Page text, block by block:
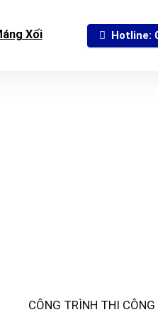
Xối Hotline:
CÔNG TRÌNH THI CÔNG